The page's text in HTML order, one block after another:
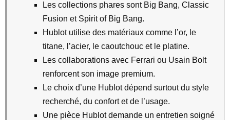
Les collections phares sont Big Bang, Classic
Fusion et Spirit of Big Bang.
Hublot utilise des matériaux comme l’or, le
titane, l’acier, le caoutchouc et le platine.
Les collaborations avec Ferrari ou Usain Bolt
renforcent son image premium.
Le choix d’une Hublot dépend surtout du style
recherché, du confort et de l’usage.
Une pièce Hublot demande un entretien soigné